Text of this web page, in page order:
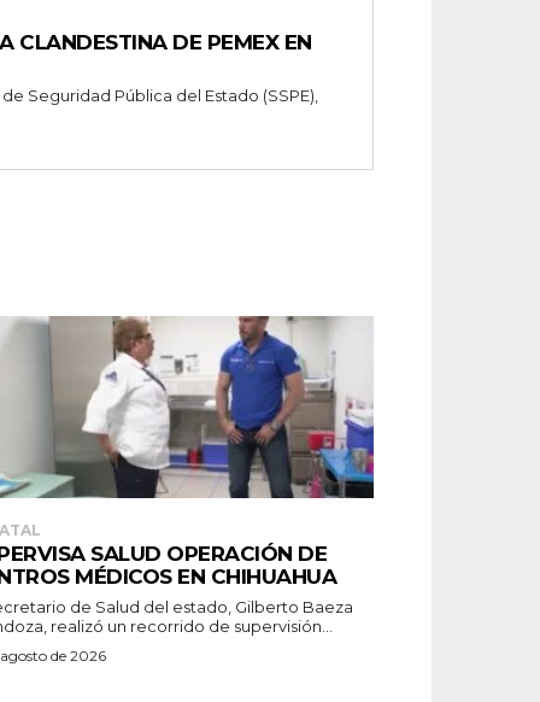
CLANDESTINA DE PEMEX EN
Seguridad Pública del Estado (SSPE),
SALUD OPERACIÓN DE
MÉDICOS EN CHIHUAHUA
de Salud del estado, Gilberto Baeza
realizó un recorrido de supervisión...
de 2026